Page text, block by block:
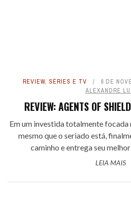
REVIEW, SÉRIES E TV 6 DE
ALEXANDRE
REVIEW: AGENTS OF
Em um investida totalmente focada
mesmo que o seriado está,
caminho e entrega seu
LEIA MAIS